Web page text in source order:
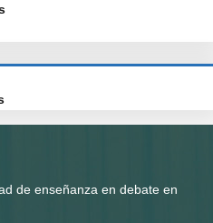
de enseñanza en debate en